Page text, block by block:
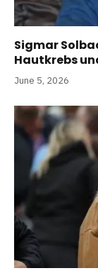
Sigmar
Hautkrebs
June 5, 2026